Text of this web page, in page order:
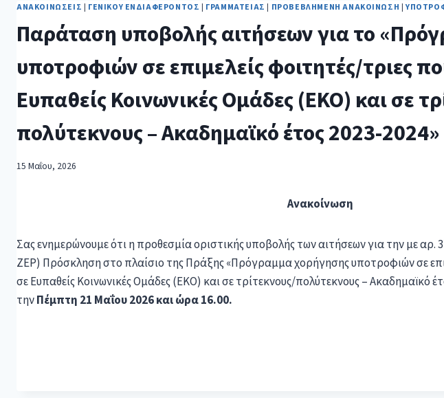
ΑΝΑΚΟΙΝΏΣΕΙΣ | ΓΕΝΙΚΟΎ ΕΝΔΙΑΦΈΡΟΝΤΟΣ | ΓΡΑΜΜΑΤΕΊΑΣ | ΠΡΟΒΕΒΛΗΜΈΝΗ ΑΝΑΚΟΊΝΩΣΗ |
Παράταση υποβολής αιτήσεων για το
υποτροφιών σε επιμελείς φοιτητές/τριες
Ευπαθείς Κοινωνικές Ομάδες (ΕΚΟ) και σε
πολύτεκνους – Ακαδημαϊκό έτος 2023-2024»
15 Μαΐου, 2026
Ανακοίνωση
Σας ενημερώνουμε ότι η προθεσμία οριστικής υποβολής των αιτήσεων για την με
ΖΕΡ) Πρόσκληση στο πλαίσιο της Πράξης «Πρόγραμμα χορήγησης υποτροφιών σε
σε Ευπαθείς Κοινωνικές Ομάδες (ΕΚΟ) και σε τρίτεκνους/πολύτεκνους – Ακαδημαϊκό
τηνΠέμπτη 21 Μαΐου 2026 και ώρα 16.00.